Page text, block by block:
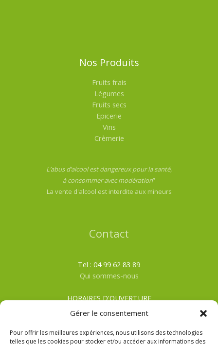
Gérer le consentement
Pour offrir les meilleures expériences, nous utilisons des technologies
telles que les cookies pour stocker et/ou accéder aux informations des
Nos Produits
Fruits frais
Légumes
Fruits secs
Epicerie
Vins
Crèmerie
L’abus d’alcool est dangereux pour la santé,
à consommer avec modération”
La vente d'alcool est interdite aux mineurs
Contact
Tel : 04 99 62 83 89
Qui sommes-nous
HORAIRES D'OUVERTURE
Du lundi au samedi
HIVER: De 8h00 à 19h00